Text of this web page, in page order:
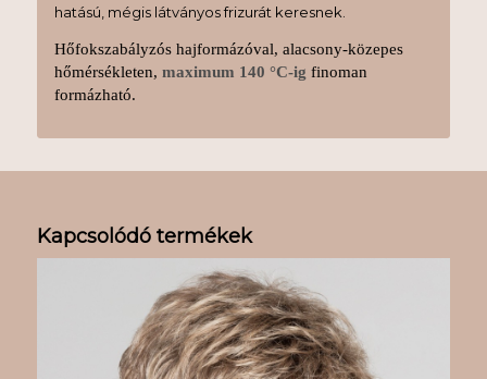
hatású, mégis látványos frizurát keresnek.
Hőfokszabályzós hajformázóval, alacsony-közepes
hőmérsékleten, maximum 140 °C-ig finoman
formázható.
Kapcsolódó termékek